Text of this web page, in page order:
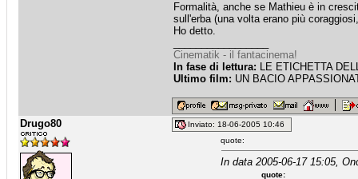
Formalità, anche se Mathieu è in
sull'erba (una volta erano più
Ho detto.
Cinematik - il fantacinema!
In fase di lettura: LE ETICHETTA
Ultimo film: UN BACIO
Drugo80
Inviato: 18-06-2005 10:46
quote:
In data 2005-06-17 15:05,
quote: